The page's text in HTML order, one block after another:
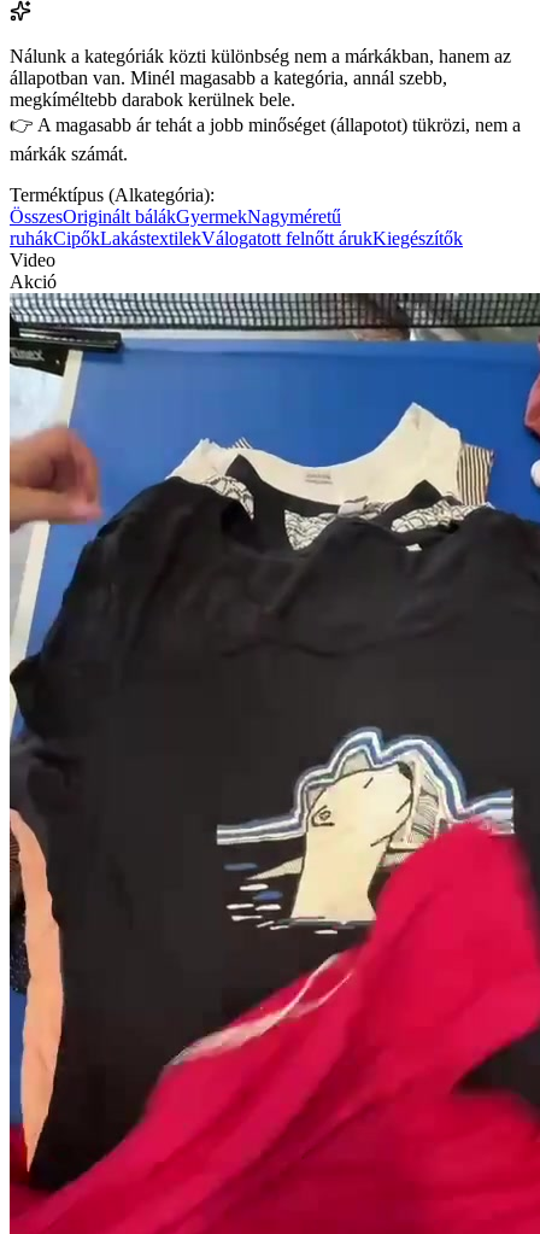
Nálunk a kategóriák közti különbség nem a márkákban, hanem az
állapotban van. Minél magasabb a kategória, annál szebb,
megkíméltebb darabok kerülnek bele.
👉 A magasabb ár tehát a jobb minőséget (állapotot) tükrözi, nem a
márkák számát.
Terméktípus (Alkategória):
ÖsszesOriginált bálákGyermekNagyméretű
ruhákCipőkLakástextilekVálogatott felnőtt árukKiegészítők
Video
Akció